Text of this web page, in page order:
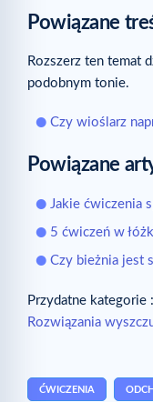
Powiązane
Rozszerz ten temat
podobnym tonie.
Czy wioślarz
Powiązane
Jakie ćwiczenia
5 ćwiczeń w
Czy bieżnia jest
Przydatne kategorie :
Rozwiązania
ĆWICZENIA